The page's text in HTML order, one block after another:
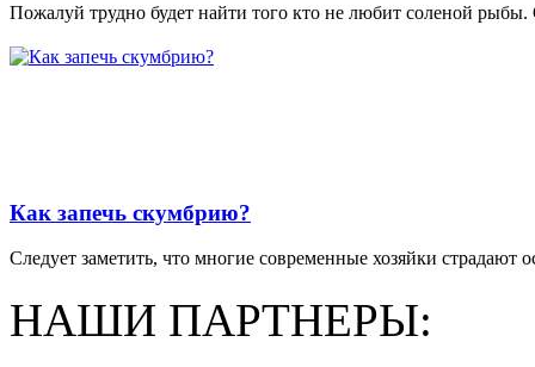
Пожалуй трудно будет найти того кто не любит соленой
Как запечь скумбрию?
Следует заметить, что многие современные хозяйки страдают
НАШИ ПАРТНЕРЫ: